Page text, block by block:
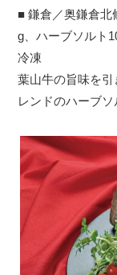
■ 鎌倉／奥鎌倉北
g、ハーブソルト
冷凍
葉山牛の旨味を
レンドのハーブソ